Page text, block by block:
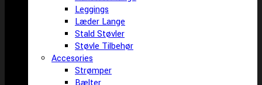
Leggings
Læder Lange
Stald Støvler
Støvle Tilbehør
Accesories
Strømper